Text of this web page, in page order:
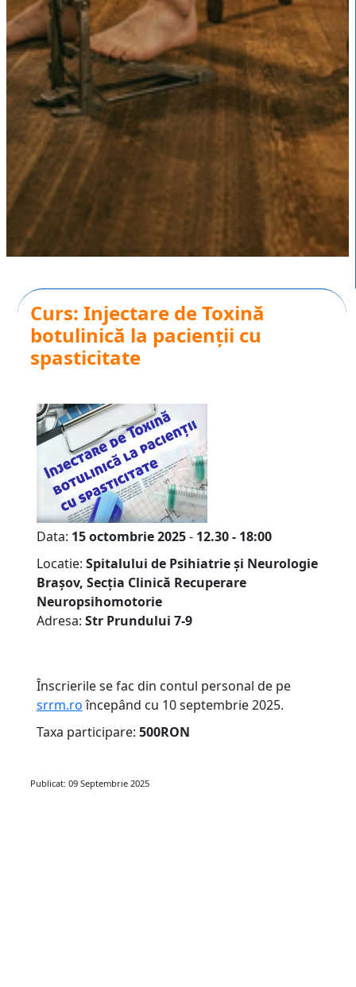
Curs: Injectare de Toxină
botulinică la pacienții cu
spasticitate
Data: 15 octombrie 2025- 12.30 - 18:00
Locatie: Spitalului de Psihiatrie și Neurologie
Brașov, Secția Clinică Recuperare
Neuropsihomotorie
Adresa: Str Prundului 7-9
Înscrierile se fac din contul personal de pe
srrm.roîncepând cu 10 septembrie 2025.
Taxa participare: 500RON
Publicat: 09 Septembrie 2025